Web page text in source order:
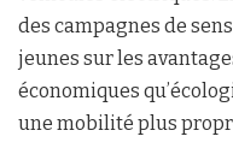
des campagnes de
jeunes sur les
économiques
une mobilité plus